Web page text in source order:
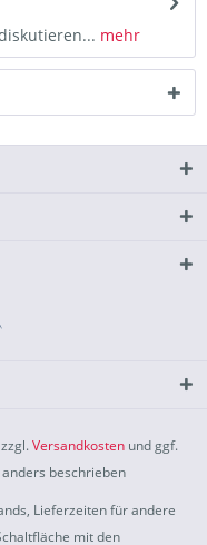
mehr
Versandkosten und ggf.
beschrieben
Lieferzeiten für andere
mit den